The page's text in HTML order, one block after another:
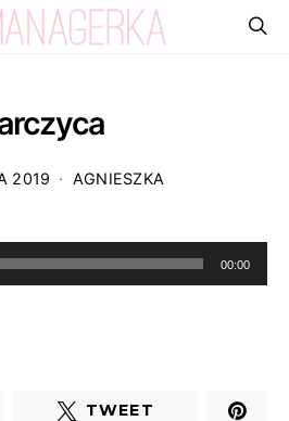
2019 AGNIESZKA
00:00
TWEET